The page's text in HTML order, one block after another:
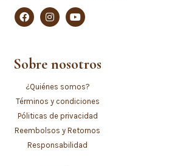
Sobre nosotros
¿Quiénes somos?
Términos y condiciones
Póliticas de privacidad
Reembolsos y Retornos
Responsabilidad